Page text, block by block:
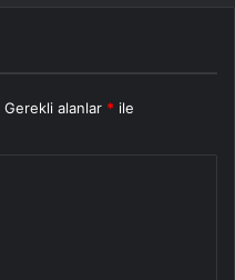
Gerekli alanlar * ile